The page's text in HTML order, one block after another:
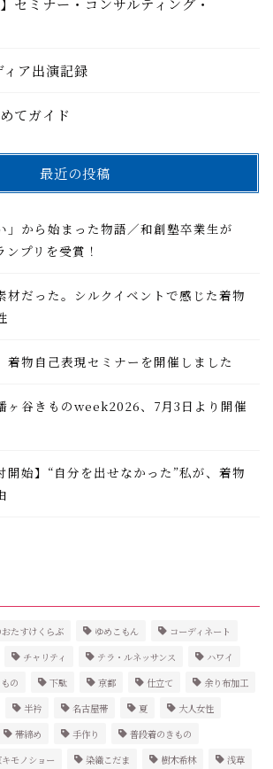
セミナー・コンサルティング・
ア出演記録
てガイド
最近の投稿
」から始まった物語／和創塾卒業生が
プリを受賞！
材だった。シルクイベントで感じた着物
着物自己表現セミナーを開催しました
ヶ谷きものweek2026、7月3日より開催
開始】“自分を出せなかった”私が、着物
おたすけくらぶ ゆめこもん
コーディネート
チャリティ テラ・ルネッサンス
ハワイ
の 下駄 京都 仕立て
余り布加工
半衿 名古屋帯 夏
大人女性
帯締め 手作り
普段着のきもの
モノショー 染織こだま 樹木希林
浅草